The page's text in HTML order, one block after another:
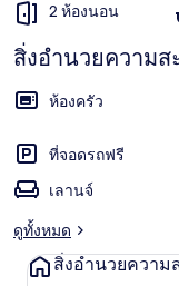
2 ห้องนอน
สิ่งอำนวยความ
ห้องครัว
ที่จอดรถฟรี
เลานจ์
ดูทั้งหมด
สิ่งอำนวยความ